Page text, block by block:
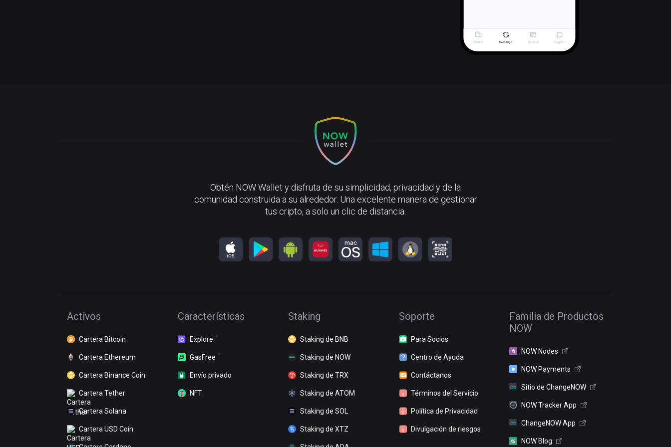
Obtén NOW Wallet y disfruta de su simplicidad, privacidad y de la
comunidad construida a su alrededor. Una excelente manera de gestionar
tus cripto, a solo un clic de distancia.
Activos
Cartera Bitcoin
Cartera Ethereum
Cartera Binance Coin
Cartera Tether
Cartera Solana
Cartera USD Coin
Características
Explore
GasFree
Envío privado
NFT
Staking
Staking de BNB
Staking de NOW
Staking de TRX
Staking de ATOM
Staking de SOL
Staking de XTZ
Soporte
Para Socios
Centro de Ayuda
Contáctanos
Términos del Servicio
Política de Privacidad
Divulgación de riesgos
Familia de Productos
NOW
NOW Nodes
NOW Payments
Sitio de ChangeNOW
NOW Tracker App
ChangeNOW App
NOW Blog